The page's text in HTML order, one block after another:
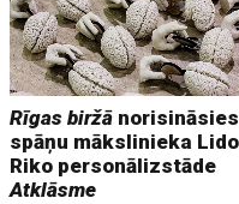
Rīgas biržā norisināsies
spāņu mākslinieka Lido
Riko personālizstāde
Atklāsme